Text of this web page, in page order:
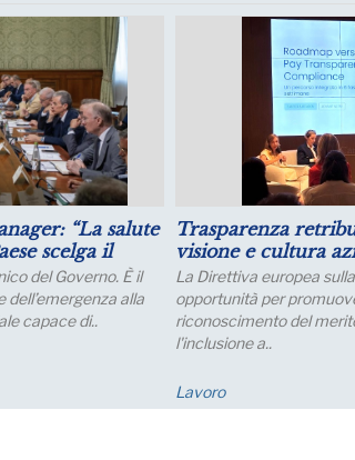
manager per il
Italia
per un
Luglio: migliorano
produzione
Le aspettative delle
a luglio, con un aumento
prevede una crescita
Economia